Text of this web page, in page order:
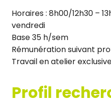
Horaires : 8h00/12h30 –
vendredi
Base 35 h/sem
Rémunération suivant
Travail en atelier
Profil